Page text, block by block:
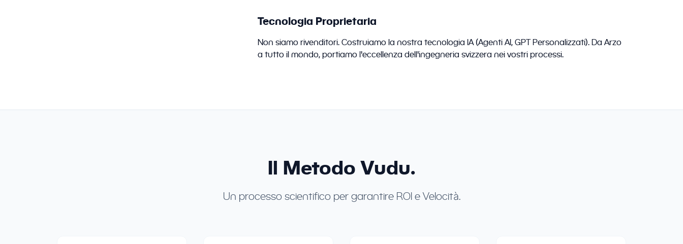
Tecnologia Proprietaria
Non siamo rivenditori. Costruiamo la nostra tecnologia IA (Agenti AI, GPT Personalizzati). Da Arzo
a tutto il mondo, portiamo l'eccellenza dell'ingegneria svizzera nei vostri processi.
Il Metodo Vudu.
Un processo scientifico per garantire ROI e Velocità.